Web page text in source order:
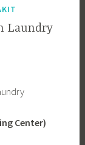
Laundry
Center)